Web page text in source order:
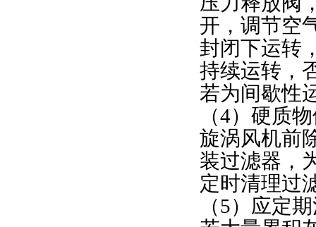
开，调节空
封闭下运转
持续运转，
若为间歇性
（4）硬质
旋涡风机前
装过滤器，
定时清理过
（5）应定